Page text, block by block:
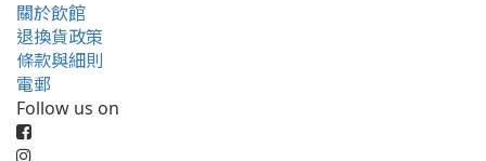
關於飲館
退換貨政策
條款與細則
電郵
Follow us on